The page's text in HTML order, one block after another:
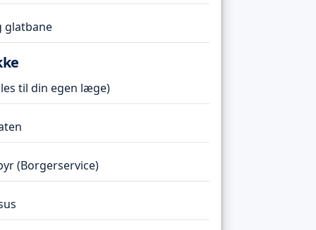
glatbane
til din egen læge)
(Borgerservice)